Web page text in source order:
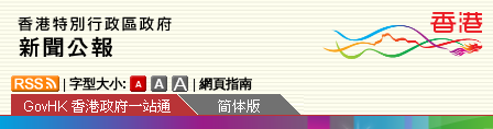
字型大小: 網頁指南